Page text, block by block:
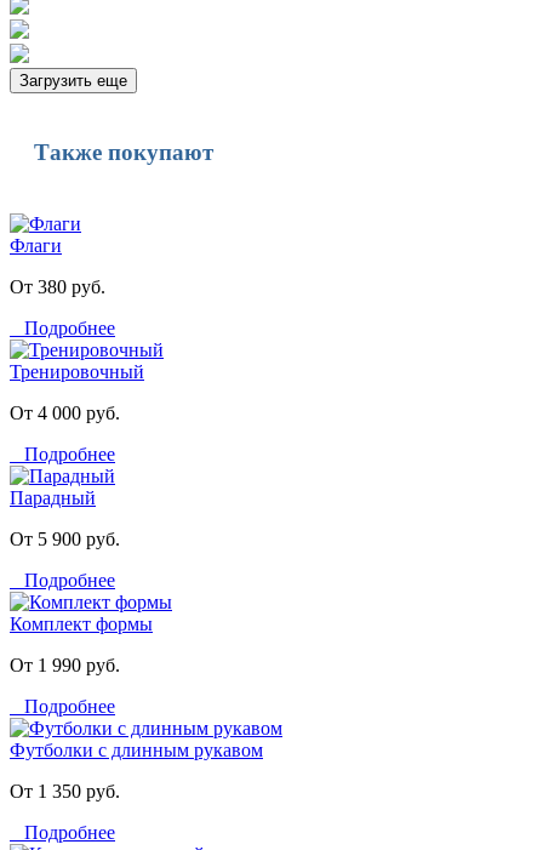
Загрузить еще
Также покупают
Флаги
От 380 руб.
Подробнее
Тренировочный
От 4 000 руб.
Подробнее
Парадный
От 5 900 руб.
Подробнее
Комплект формы
От 1 990 руб.
Подробнее
Футболки с длинным рукавом
От 1 350 руб.
Подробнее